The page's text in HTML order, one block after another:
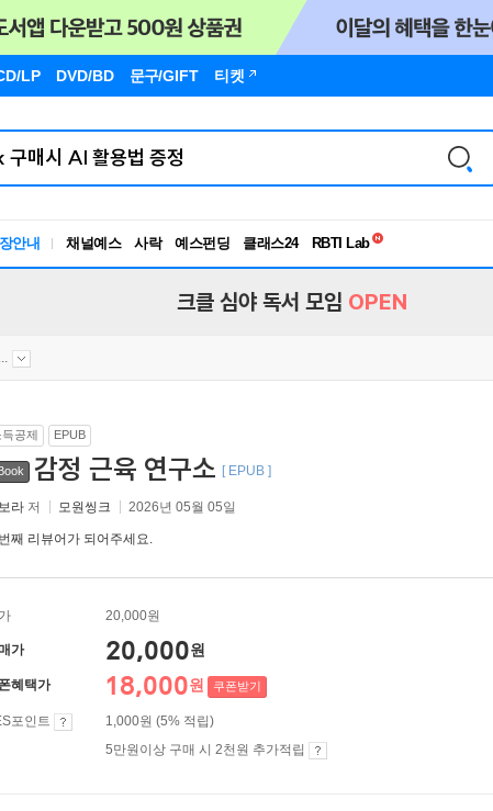
LP DVD/BD 문구/GIFT 티켓
안내 채널예스 사락 예스펀딩 클래스24
독서유형검사
크클 심야 독서 모임 OPEN
득공제 EPUB
감정 근육 연구소 [ EPUB ]
라 저 모원씽크 2026년 05월 05일
째 리뷰어가 되어주세요.
20,000원
가 20,000원
혜택가 18,000원 쿠폰받기
포인트
1,000원 (5% 적립)
5만원이상 구매 시 2천원 추가적립